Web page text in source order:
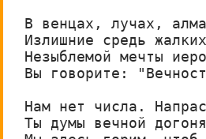
В венцах, лучах,
Излишние средь
Незыблемой мечты
Вы говорите:
Нам нет числа.
Ты думы вечной